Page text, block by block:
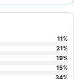
che include
Nutella,
si consiglia di
11%
21%
19%
15%
34%